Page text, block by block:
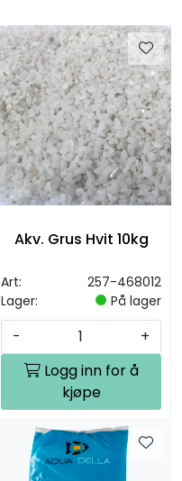
Akv. Grus Hvit 10kg
Art:
257-468012
Lager:
På lager
-
+
Logg inn for å
kjøpe